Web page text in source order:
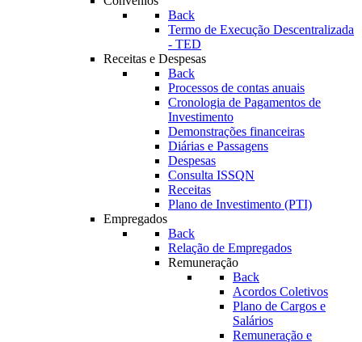
Back
Termo de Execução Descentralizada
- TED
Receitas e Despesas
Back
Processos de contas anuais
Cronologia de Pagamentos de
Investimento
Demonstrações financeiras
Diárias e Passagens
Despesas
Consulta ISSQN
Receitas
Plano de Investimento (PTI)
Empregados
Back
Relação de Empregados
Remuneração
Back
Acordos Coletivos
Plano de Cargos e
Salários
Remuneração e